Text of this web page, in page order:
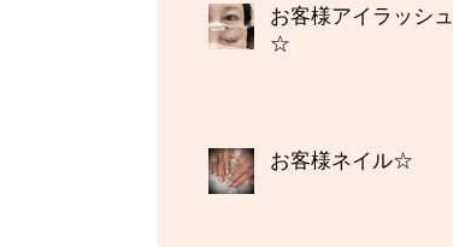
お客様アイラッシュ
☆
お客様ネイル☆